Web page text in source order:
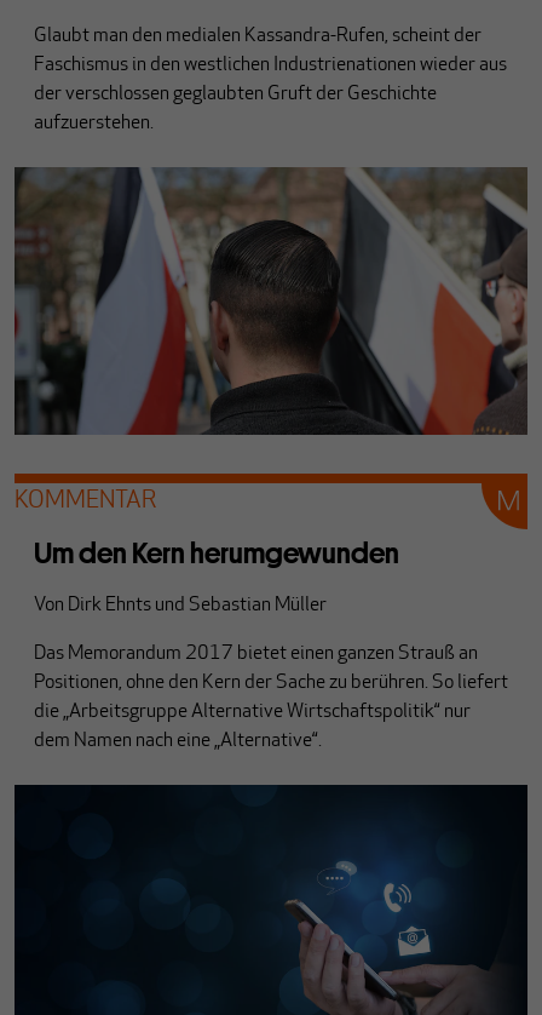
Glaubt man den medialen Kassandra-Rufen, scheint der
Faschismus in den westlichen Industrienationen wieder aus
der verschlossen geglaubten Gruft der Geschichte
aufzuerstehen.
KOMMENTAR
Um den Kern herumgewunden
Von Dirk Ehnts und Sebastian Müller
Das Memorandum 2017 bietet einen ganzen Strauß an
Positionen, ohne den Kern der Sache zu berühren. So liefert
die „Arbeitsgruppe Alternative Wirtschaftspolitik“ nur
dem Namen nach eine „Alternative“.